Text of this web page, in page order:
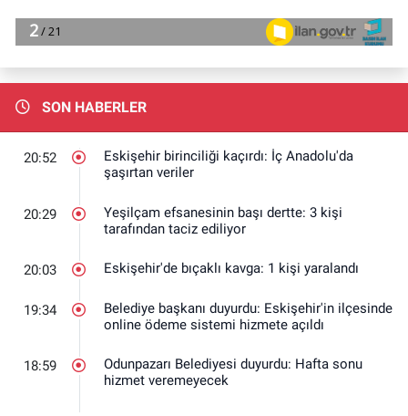
SON HABERLER
20:52
Eskişehir birinciliği kaçırdı: İç Anadolu'da
şaşırtan veriler
20:29
Yeşilçam efsanesinin başı dertte: 3 kişi
tarafından taciz ediliyor
20:03 Eskişehir'de bıçaklı kavga: 1 kişi yaralandı
19:34
Belediye başkanı duyurdu: Eskişehir'in ilçesinde
online ödeme sistemi hizmete açıldı
18:59
Odunpazarı Belediyesi duyurdu: Hafta sonu
hizmet veremeyecek